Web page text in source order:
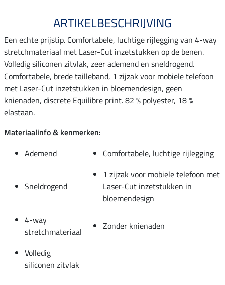
ARTIKELBESCHRIJVING
Een echte prijstip. Comfortabele, luchtige rijlegging van 4-way
stretchmateriaal met Laser-Cut inzetstukken op de benen.
Volledig siliconen zitvlak, zeer ademend en sneldrogend.
Comfortabele, brede tailleband, 1 zijzak voor mobiele telefoon
met Laser-Cut inzetstukken in bloemendesign, geen
knienaden, discrete Equilibre print. 82 % polyester, 18 %
elastaan.
Materiaalinfo & kenmerken:
Ademend
Comfortabele, luchtige rijlegging
Sneldrogend
1 zijzak voor mobiele telefoon met
Laser-Cut inzetstukken in
bloemendesign
4-way
stretchmateriaal
Zonder knienaden
Volledig
siliconen zitvlak